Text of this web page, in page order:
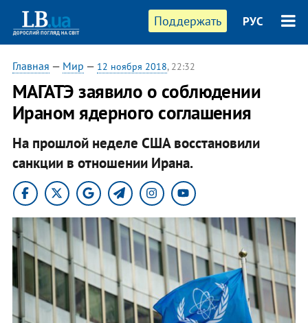
Поддержать РУС
Главная — Мир — 12 ноября 2018, 22:32
МАГАТЭ заявило о соблюдении
Ираном ядерного соглашения
На прошлой неделе США восстановили
санкции в отношении Ирана.